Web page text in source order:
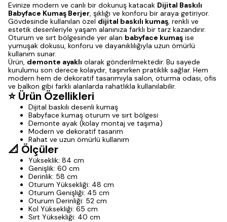
Evinize modern ve canlı bir dokunuş katacak Dijital Baskılı
Babyface Kumaş Berjer, şıklığı ve konforu bir araya getiriyor.
Gövdesinde kullanılan özel dijital baskılı kumaş, renkli ve
estetik desenleriyle yaşam alanınıza farklı bir tarz kazandırır.
Oturum ve sırt bölgesinde yer alan babyface kumaş ise
yumuşak dokusu, konforu ve dayanıklılığıyla uzun ömürlü
kullanım sunar.
Ürün, demonte ayaklı olarak gönderilmektedir. Bu sayede
kurulumu son derece kolaydır, taşınırken pratiklik sağlar. Hem
modern hem de dekoratif tasarımıyla salon, oturma odası, ofis
ve balkon gibi farklı alanlarda rahatlıkla kullanılabilir.
⭐ Ürün Özellikleri
Dijital baskılı desenli kumaş
Babyface kumaş oturum ve sırt bölgesi
Demonte ayak (kolay montaj ve taşıma)
Modern ve dekoratif tasarım
Rahat ve uzun ömürlü kullanım
📐 Ölçüler
Yükseklik: 84 cm
Genişlik: 60 cm
Derinlik: 58 cm
Oturum Yüksekliği: 48 cm
Oturum Genişliği: 45 cm
Oturum Derinliği: 52 cm
Kol Yüksekliği: 65 cm
Sırt Yüksekliği: 40 cm